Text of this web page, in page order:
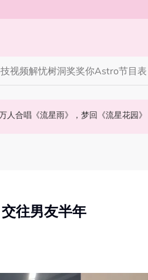
视频解忧树洞奖奖你Astro节目表
心声：真相终究会浮出水面！
人合唱《流星雨》，梦回《流星花园》
！深情演绎JANNABI歌曲获网友狂赞！
往男友半年